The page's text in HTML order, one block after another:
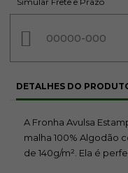
DETALHES DO
A Fronha Avulsa
malha 100% Algodão
de 140g/m². Ela é